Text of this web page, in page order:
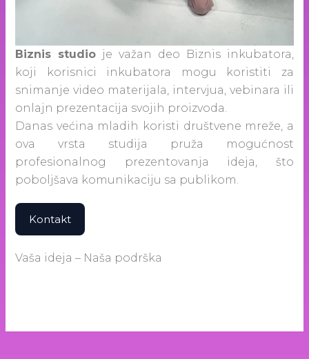
Biznis studio je važan deo Biznis inkubatora,
koji korisnici inkubatora mogu koristiti za
snimanje video materijala, intervjua, vebinara ili
onlajn prezentacija svojih proizvoda.
Danas većina mladih koristi društvene mreže, a
ova vrsta studija pruža mogućnost
profesionalnog prezentovanja ideja, što
poboljšava komunikaciju sa publikom.
Kontakt
Vaša ideja – Naša podrška